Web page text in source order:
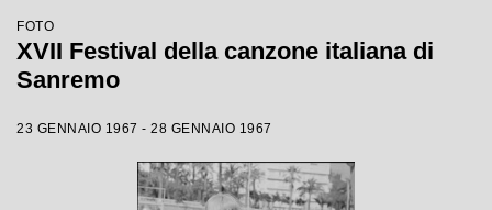
FOTO
XVII Festival della canzone italiana di
Sanremo
23 GENNAIO 1967 - 28 GENNAIO 1967